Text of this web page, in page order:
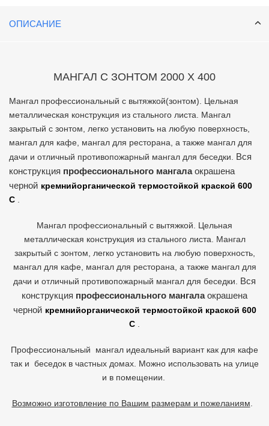
ОПИСАНИЕ
МАНГАЛ С ЗОНТОМ 2000 Х 400
Мангал профессиональный с вытяжкой(зонтом). Цельная
металлическая конструкция из стального листа. Мангал
закрытый с зонтом, легко установить на любую поверхность,
мангал для кафе, мангал для ресторана, а также мангал для
дачи и отличный противопожарный мангал для беседки. Вся
конструкция профессионального мангалаокрашена
черной кремнийорганической термостойкой краской 600
С
Мангал профессиональный с вытяжкой. Цельная
металлическая конструкция из стального листа. Мангал
закрытый с зонтом, легко установить на любую поверхность,
мангал для кафе, мангал для ресторана, а также мангал для
дачи и отличный противопожарный мангал для беседки. Вся
конструкция профессионального мангалаокрашена
черной кремнийорганической термостойкой краской 600
С
Профессиональный мангал идеальный вариант как для кафе
так и беседок в частных домах. Можно использовать на улице
и в помещении.
Возможно изготовление по Вашим размерам и пожеланиям